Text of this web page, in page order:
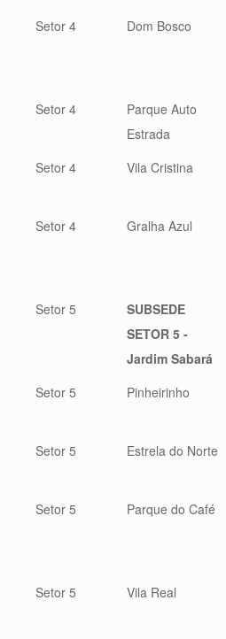
Setor 4
Dom Bosco
Setor 4
Parque Auto
Estrada
Setor 4
Vila Cristina
Setor 4
Gralha Azul
Setor 5
SUBSEDE
SETOR 5 -
Jardim Sabará
Setor 5 Pinheirinho
Setor 5
Estrela do Norte
Setor 5
Parque do Café
Setor 5 Vila Real